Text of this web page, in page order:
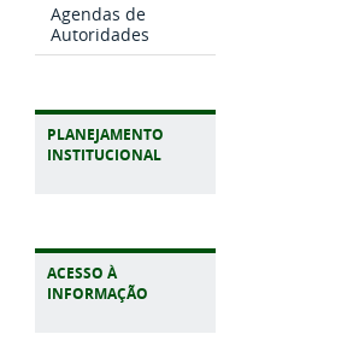
Agendas de
Autoridades
PLANEJAMENTO
INSTITUCIONAL
ACESSO À
INFORMAÇÃO